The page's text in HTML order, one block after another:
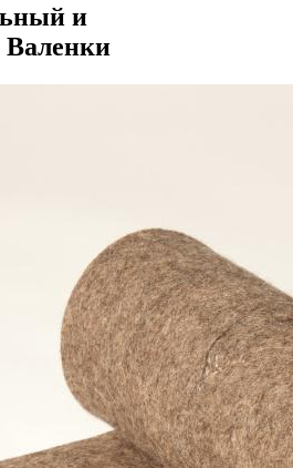
и
Валенки